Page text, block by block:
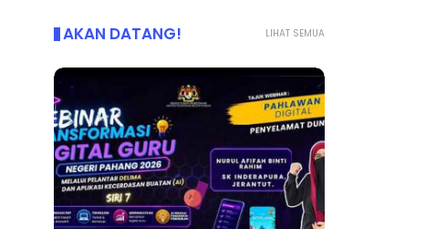
LIHAT SEMUA
AKAN DATANG!